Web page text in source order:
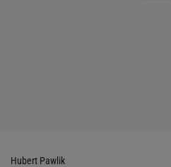
Hubert Pawlik